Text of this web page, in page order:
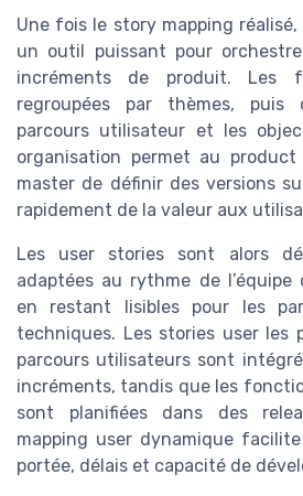
Une fois le story mapping
un outil puissant pour
incréments de produit. Les
regroupées par thèmes, puis
parcours utilisateur et les
organisation permet au
master de définir des versions
rapidement de la valeur aux
Les user stories sont alors
adaptées au rythme de l’équipe
en restant lisibles pour les
techniques. Les stories user les
parcours utilisateurs sont
incréments, tandis que les
sont planifiées dans des
mapping user dynamique
portée, délais et capacité de